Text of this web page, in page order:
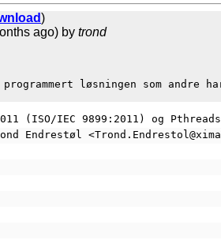
)
ago) by trond
løsningen som andre
(ISO/IEC 9899:2011) og
Endrestøl